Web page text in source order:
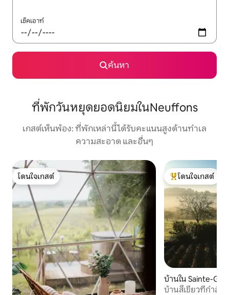
เช็คเอาท์
ค้นหา
ที่พักวันหยุดยอดนิยมในNeuffons
เกสต์เห็นพ้อง: ที่พักเหล่านี้ได้รับคะแนนสูงด้านทำเล
ความสะอาด และอื่นๆ
โดนใจเกสต์
โดนใจเกสต์
โดนใจเกสต์ที่สุด
โดนใจเกสต์
บ้านใน Sainte-
บ้านสีเขียวที่กำลังเ